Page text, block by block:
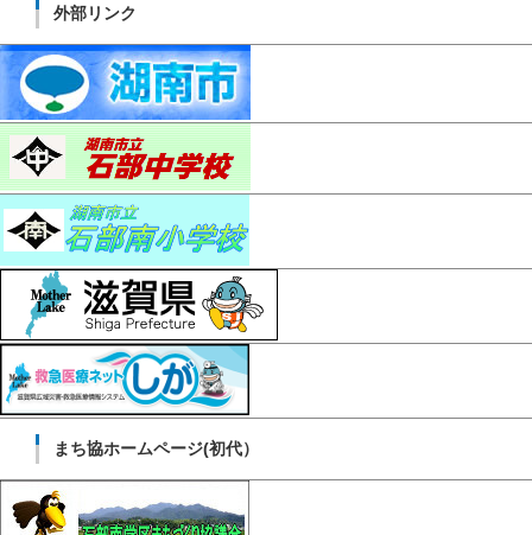
外部リンク
まち協ホームページ(初代）